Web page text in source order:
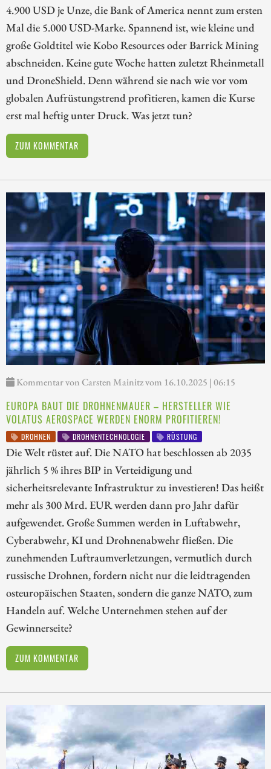
4.900 USD je Unze, die Bank of America nennt zum ersten
Mal die 5.000 USD-Marke. Spannend ist, wie kleine und
große Goldtitel wie Kobo Resources oder Barrick Mining
abschneiden. Keine gute Woche hatten zuletzt Rheinmetall
und DroneShield. Denn während sie nach wie vor vom
globalen Aufrüstungstrend profitieren, kamen die Kurse
erst mal heftig unter Druck. Was jetzt tun?
ZUM KOMMENTAR
Kommentar von Carsten Mainitz vom 16.10.2025 | 06:15
EUROPA BAUT DIE DROHNENMAUER – HERSTELLER WIE
VOLATUS AEROSPACE WERDEN ENORM PROFITIEREN!
DROHNEN DROHNENTECHNOLOGIE RÜSTUNG
Die Welt rüstet auf. Die NATO hat beschlossen ab 2035
jährlich 5 % ihres BIP in Verteidigung und
sicherheitsrelevante Infrastruktur zu investieren! Das heißt
mehr als 300 Mrd. EUR werden dann pro Jahr dafür
aufgewendet. Große Summen werden in Luftabwehr,
Cyberabwehr, KI und Drohnenabwehr fließen. Die
zunehmenden Luftraumverletzungen, vermutlich durch
russische Drohnen, fordern nicht nur die leidtragenden
osteuropäischen Staaten, sondern die ganze NATO, zum
Handeln auf. Welche Unternehmen stehen auf der
Gewinnerseite?
ZUM KOMMENTAR